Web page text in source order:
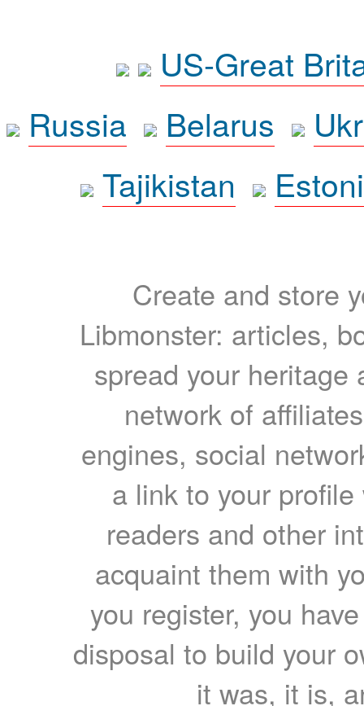
US-Great
Russia
Belarus
Tajikistan
Create and store
Libmonster: articles,
spread your heritage
network of
engines, social
a link to your
readers and other
acquaint them with
you register, you
disposal to build your
it was, it is,